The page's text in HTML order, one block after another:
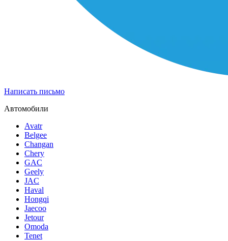
Написать письмо
Автомобили
Avatr
Belgee
Changan
Chery
GAC
Geely
JAC
Haval
Hongqi
Jaecoo
Jetour
Omoda
Tenet